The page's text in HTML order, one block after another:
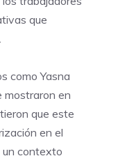
que
como Yasna
mostraron en
que este
en el
un contexto